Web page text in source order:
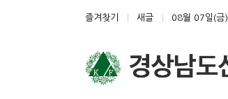
즐겨찾기 새글 08월 07일(금)